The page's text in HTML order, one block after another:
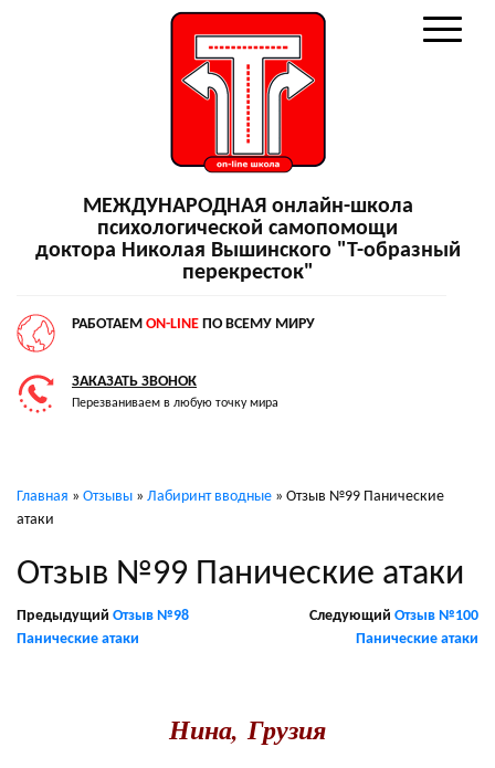
МЕЖДУНАРОДНАЯ онлайн-школа
психологической самопомощи
доктора Николая Вышинского "Т-образный
перекресток"
РАБОТАЕМ ON-LINE ПО ВСЕМУ МИРУ
ЗАКАЗАТЬ ЗВОНОК
Перезваниваем в любую точку мира
Главная » Отзывы » Лабиринт вводные » Отзыв №99 Панические
атаки
Отзыв №99 Панические атаки
Предыдущий Отзыв №98
Панические атаки
Следующий Отзыв №100
Панические атаки
Нина, Грузия